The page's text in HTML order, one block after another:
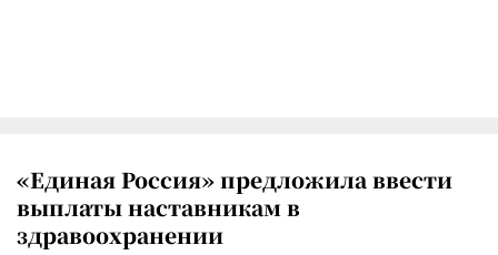
«Единая Россия» предложила ввести
выплаты наставникам в
здравоохранении